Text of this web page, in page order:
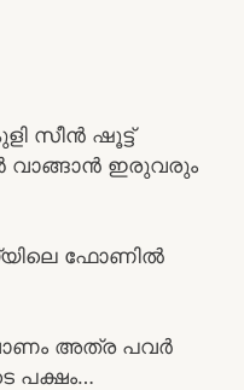
സീൻ ഷൂട്ട്
ഇരുവരും
ഫോണിൽ
അത്ര പവർ
പക്ഷം…